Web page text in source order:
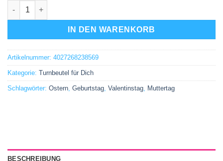
Turnbeutel Einhorn Glitzerbeutel Menge
IN DEN WARENKORB
Artikelnummer: 4027268238569
Kategorie: Turnbeutel für Dich
Schlagwörter: Ostern Geburtstag Valentinstag Muttertag
BESCHREIBUNG